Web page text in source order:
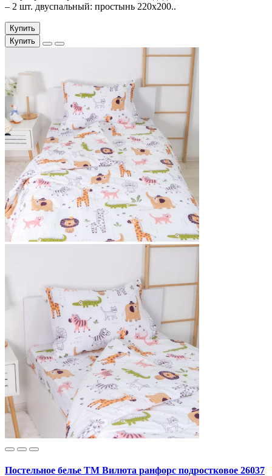
– 2 шт. двуспальный: простынь 220х200..
Купить
Купить
Постельное белье ТМ Вилюта ранфорс подростковое 26037